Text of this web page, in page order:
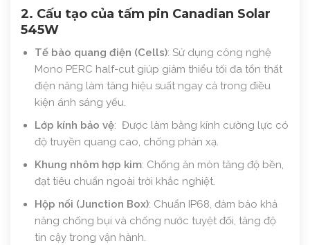
2. Cấu tạo của tấm pin Canadian Solar
545W
Tế bào quang điện (Cells): Sử dụng công nghệ
Mono PERC half-cut giúp giảm thiểu tối đa tổn thất
điện năng làm tăng hiệu suất ngay cả trong điều
kiện ánh sáng yếu.
Lớp kính bảo vệ: Được làm bằng kính cường lực có
độ truyền quang cao, chống phản xạ.
Khung nhôm hợp kim: Chống ăn mòn tăng độ bền,
đạt tiêu chuẩn ngoài trời khắc nghiệt.
Hộp nối (Junction Box): Chuẩn IP68, đảm bảo khả
năng chống bụi và chống nước tuyệt đối, tăng độ
tin cậy trong vận hành.